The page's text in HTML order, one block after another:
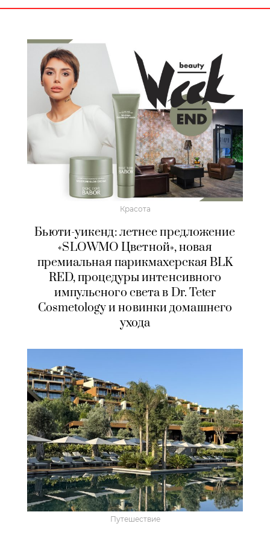
Красота
Бьюти-уикенд: летнее предложение
«SLOWMO Цветной», новая
премиальная парикмахерская BLK
RED, процедуры интенсивного
импульсного света в Dr. Teter
Cosmetology и новинки домашнего
ухода
Путешествие